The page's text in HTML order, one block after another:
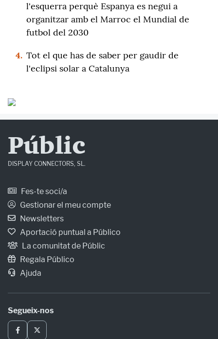
l'esquerra perquè Espanya es negui a
organitzar amb el Marroc el Mundial de
futbol del 2030
4. Tot el que has de saber per gaudir de
l'eclipsi solar a Catalunya
Públic
DISPLAY CONNECTORS, SL.
Fes-te soci/a
Gestionar el meu compte
Newsletters
Aportació puntual a Público
La comunitat de Públic
Regala Público
Ajuda
Segueix-nos